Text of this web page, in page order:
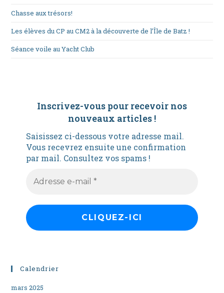
Chasse aux trésors!
Les élèves du CP au CM2 à la découverte de l’Île de Batz !
Séance voile au Yacht Club
Inscrivez-vous pour recevoir nos
nouveaux articles !
Saisissez ci-dessous votre adresse mail.
Vous recevrez ensuite une confirmation
par mail. Consultez vos spams !
Calendrier
mars 2025